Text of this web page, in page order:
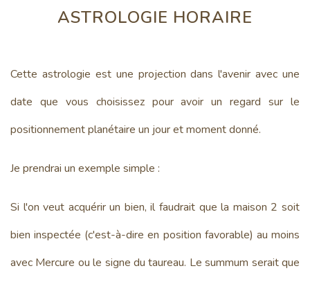
ASTROLOGIE HORAIRE
Cette astrologie est une projection dans l'avenir avec une
date que vous choisissez pour avoir un regard sur le
positionnement planétaire un jour et moment donné.
Je prendrai un exemple simple :
Si l'on veut acquérir un bien, il faudrait que la maison 2 soit
bien inspectée (c'est-à-dire en position favorable) au moins
avec Mercure ou le signe du taureau. Le summum serait que